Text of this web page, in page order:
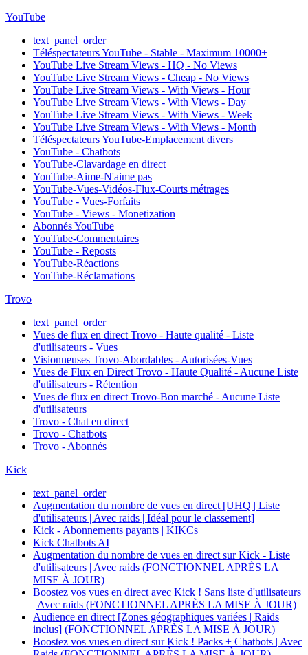
YouTube
text_panel_order
Téléspectateurs YouTube - Stable - Maximum 10000+
YouTube Live Stream Views - HQ - No Views
YouTube Live Stream Views - Cheap - No Views
YouTube Live Stream Views - With Views - Hour
YouTube Live Stream Views - With Views - Day
YouTube Live Stream Views - With Views - Week
YouTube Live Stream Views - With Views - Month
Téléspectateurs YouTube-Emplacement divers
YouTube - Chatbots
YouTube-Clavardage en direct
YouTube-Aime-N'aime pas
YouTube-Vues-Vidéos-Flux-Courts métrages
YouTube - Vues-Forfaits
YouTube - Views - Monetization
Abonnés YouTube
YouTube-Commentaires
YouTube - Reposts
YouTube-Réactions
YouTube-Réclamations
Trovo
text_panel_order
Vues de flux en direct Trovo - Haute qualité - Liste
d'utilisateurs - Vues
Visionneuses Trovo-Abordables - Autorisées-Vues
Vues de Flux en Direct Trovo - Haute Qualité - Aucune Liste
d'utilisateurs - Rétention
Vues de flux en direct Trovo-Bon marché - Aucune Liste
d'utilisateurs
Trovo - Chat en direct
Trovo - Chatbots
Trovo - Abonnés
Kick
text_panel_order
Augmentation du nombre de vues en direct [UHQ | Liste
d'utilisateurs | Avec raids | Idéal pour le classement]
Kick - Abonnements payants | KIKCs
Kick Chatbots AI
Augmentation du nombre de vues en direct sur Kick - Liste
d'utilisateurs | Avec raids (FONCTIONNEL APRÈS LA
MISE À JOUR)
Boostez vos vues en direct avec Kick ! Sans liste d'utilisateurs
| Avec raids (FONCTIONNEL APRÈS LA MISE À JOUR)
Audience en direct [Zones géographiques variées | Raids
inclus] (FONCTIONNEL APRÈS LA MISE À JOUR)
Boostez vos vues en direct sur Kick ! Packs + Chatbots | Avec